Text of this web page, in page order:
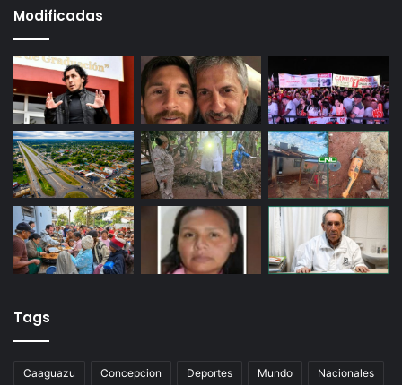
Modificadas
Tags
Caaguazu Concepcion Deportes Mundo Nacionales